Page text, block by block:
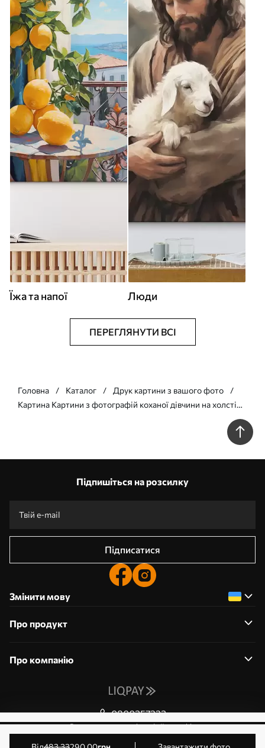
Їжа та напої Люди
ПЕРЕГЛЯНУТИ ВСІ
Головна Каталог
Друк картини з вашого фото
Картина Картини з фотографій коханої дівчини на холсті
Підпишіться на розсилку
Підписатися
Змінити мову
Про продукт
Про компанію
0800357223
Редагування дозволів на файли cookie
© 2011-2026 Art-holst. Усі права захищені. Власник: